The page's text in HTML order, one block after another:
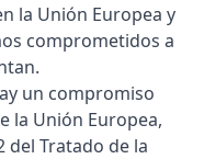
la Unión Europea y
comprometidos a
un compromiso
la Unión Europea,
del Tratado de la